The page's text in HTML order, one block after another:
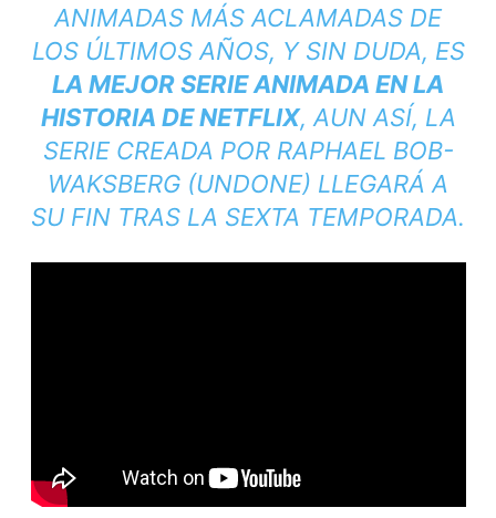
ANIMADAS MÁS ACLAMADAS DE
LOS ÚLTIMOS AÑOS, Y SIN DUDA, ES
LA MEJOR SERIE ANIMADA EN LA
HISTORIA DE NETFLIX, AUN ASÍ, LA
SERIE CREADA POR RAPHAEL BOB-
WAKSBERG (UNDONE) LLEGARÁ A
SU FIN TRAS LA SEXTA TEMPORADA.